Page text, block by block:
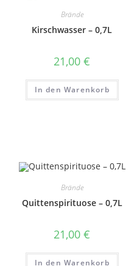
Brände
Kirschwasser – 0,7L
21,00€
In den Warenkorb
Brände
Quittenspirituose – 0,7L
21,00€
In den Warenkorb